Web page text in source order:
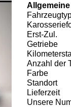
Erst-Zul.
Getriebe
Anzahl der
Farbe
Standort
Lieferzeit
Unsere